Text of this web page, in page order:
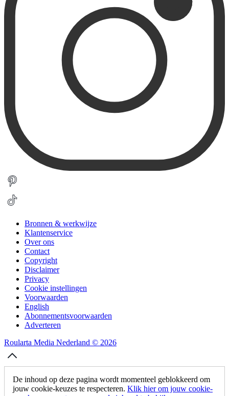
Bronnen & werkwijze
Klantenservice
Over ons
Contact
Copyright
Disclaimer
Privacy
Cookie instellingen
Voorwaarden
English
Abonnementsvoorwaarden
Adverteren
Roularta Media Nederland © 2026
De inhoud op deze pagina wordt momenteel geblokkeerd om
jouw cookie-keuzes te respecteren. Klik hier om jouw cookie-